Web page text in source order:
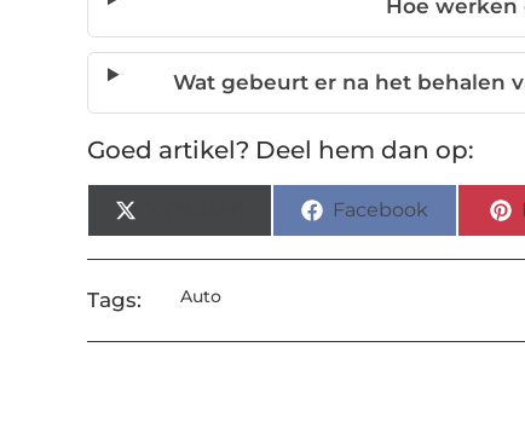
Hoe werken
Wat gebeurt er na het behalen
Goed artikel? Deel hem dan op:
Facebook
Tags: Auto